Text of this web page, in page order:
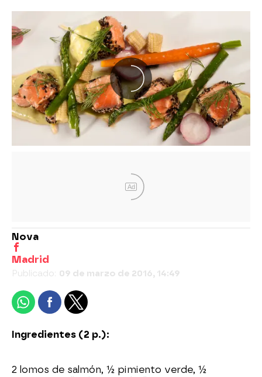
Ad
Nova
Madrid
Publicado: 09 de marzo de 2016, 14:49
Ingredientes (2 p.):
2 lomos de salmón, ½ pimiento verde, ½